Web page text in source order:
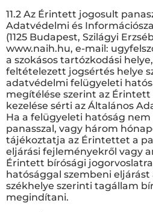
11.2 Az Érintett jogosult
Adatvédelmi és
(1125 Budapest, Szilágyi
www.naih.hu, e-mail:
a szokásos tartózkodási
feltételezett jogsértés helye
adatvédelmi felügyeleti
megítélése szerint az Érintett
kezelése sérti az Általános
Ha a felügyeleti hatóság nem
panasszal, vagy három
tájékoztatja az Érintettet a
eljárási fejleményekről vagy
Érintett bírósági
hatósággal szembeni
székhelye szerinti tagállam
megindítani.